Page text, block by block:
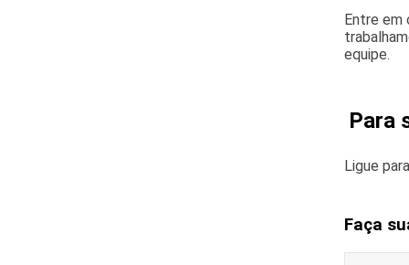
Entre em
equipe.
Para
Ligue
Faça